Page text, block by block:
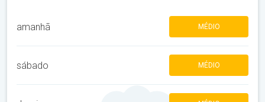
amanhã MÉDIO
sábado MÉDIO